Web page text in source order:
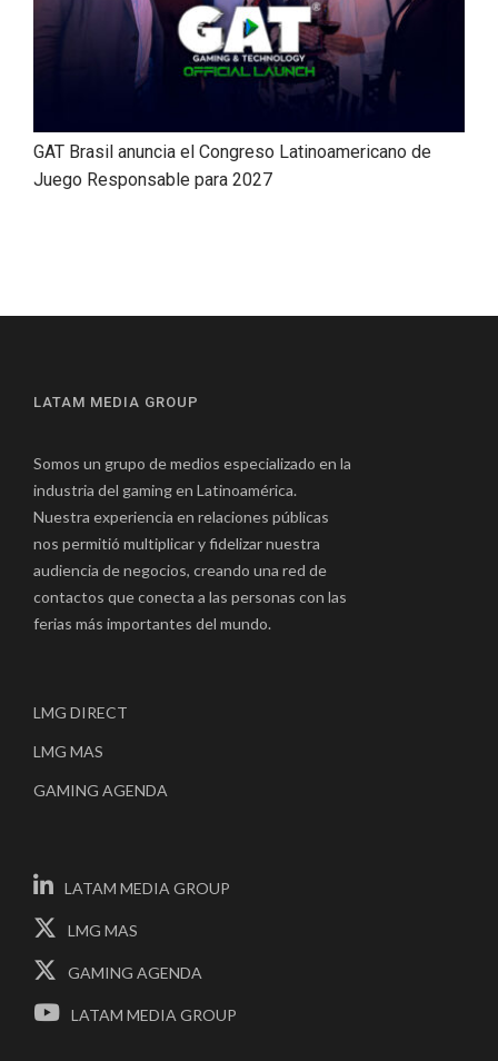
GAT Brasil anuncia el Congreso Latinoamericano de
Juego Responsable para 2027
LATAM MEDIA GROUP
Somos un grupo de medios especializado en la
industria del gaming en Latinoamérica.
Nuestra experiencia en relaciones públicas
nos permitió multiplicar y fidelizar nuestra
audiencia de negocios, creando una red de
contactos que conecta a las personas con las
ferias más importantes del mundo.
LMG DIRECT
LMG MAS
GAMING AGENDA
LATAM MEDIA GROUP
LMG MAS
GAMING AGENDA
LATAM MEDIA GROUP